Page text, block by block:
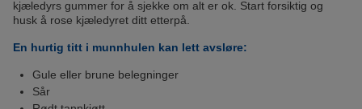
kjæledyrs gummer for å sjekke om alt er ok. Start forsiktig og
husk å rose kjæledyret ditt etterpå.
En hurtig titt i munnhulen kan lett avsløre:
Gule eller brune belegninger
Sår